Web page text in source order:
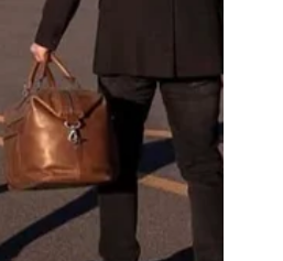
u nešto veoma uspješno.
vas osvojiti šarmom,
putovanja ili preko